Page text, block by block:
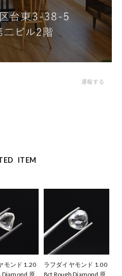
通報する
ITEM
モンド 1.20
Diamond 原
ラフダイヤモンド 1.00
8ct Rough Diamond 原